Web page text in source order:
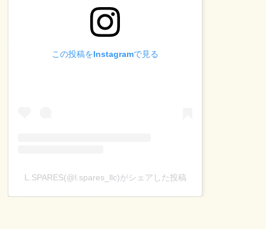
この投稿をInstagramで見る
L.SPARES(@l.spares_llc)がシェアした投稿